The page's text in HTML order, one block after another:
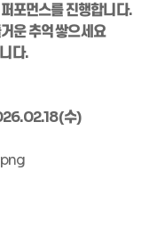
포먼스를 진행합니다.
운 추억 쌓으세요
다.
수)